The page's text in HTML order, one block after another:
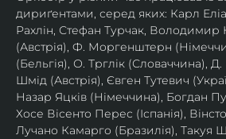
дириґентами, серед яких: Карл
Рахлін, Стефан Турчак, Володимир
(Австрія), Ф. Моргенштерн
(Бельгія), О. Трглік (Словаччина),
Шмід (Австрія), Євген Тутевич
Назар Яцків (Німеччина), Богдан
Хосе Вісенто Перес (Іспанія),
Лучано Камарго (Бразилія), Такуя